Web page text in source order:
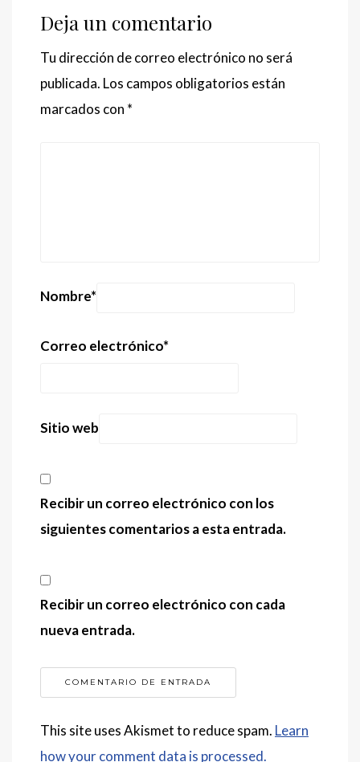
Deja un comentario
Tu dirección de correo electrónico no será
publicada. Los campos obligatorios están
marcados con *
Nombre*
Correo electrónico*
Sitio web
Recibir un correo electrónico con los
siguientes comentarios a esta entrada.
Recibir un correo electrónico con cada
nueva entrada.
This site uses Akismet to reduce spam. Learn
how your comment data is processed.